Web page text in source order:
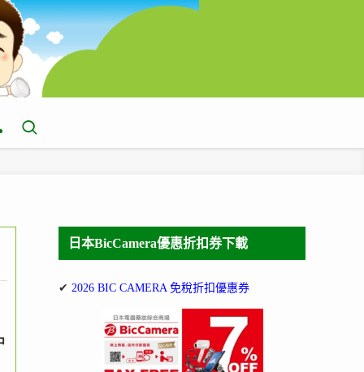
日本BicCamera優惠折扣券下載
✔ 2026 BIC CAMERA 免稅折扣優惠券